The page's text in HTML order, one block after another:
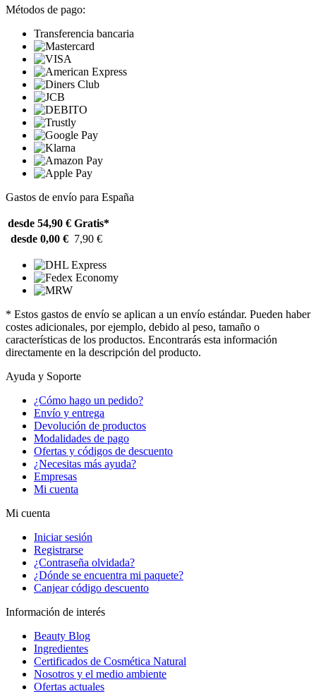
Métodos de pago:
Transferencia bancaria
Gastos de envío para España
desde 54,90 € Gratis*
desde 0,00 € 7,90 €
* Estos gastos de envío se aplican a un envío estándar. Pueden haber
costes adicionales, por ejemplo, debido al peso, tamaño o
características de los productos. Encontrarás esta información
directamente en la descripción del producto.
Ayuda y Soporte
¿Cómo hago un pedido?
Envío y entrega
Devolución de productos
Modalidades de pago
Ofertas y códigos de descuento
¿Necesitas más ayuda?
Empresas
Mi cuenta
Mi cuenta
Iniciar sesión
Registrarse
¿Contraseña olvidada?
¿Dónde se encuentra mi paquete?
Canjear código descuento
Información de interés
Beauty Blog
Ingredientes
Certificados de Cosmética Natural
Nosotros y el medio ambiente
Ofertas actuales